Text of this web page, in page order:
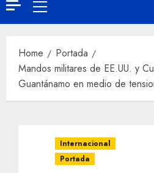
Home
Portada
Mandos militares de EE.UU. y
Guantánamo en medio de
Internacional
Portada